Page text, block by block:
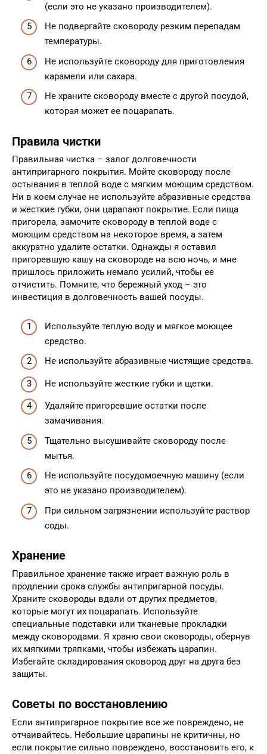
(если это не указано производителем).
Не подвергайте сковороду резким перепадам
температуры.
Не используйте сковороду для приготовления
карамели или сахара.
Не храните сковороду вместе с другой посудой,
которая может ее поцарапать.
Правила чистки
Правильная чистка – залог долговечности
антипригарного покрытия. Мойте сковороду после
остывания в теплой воде с мягким моющим средством.
Ни в коем случае не используйте абразивные средства
и жесткие губки, они царапают покрытие. Если пища
пригорела, замочите сковороду в теплой воде с
моющим средством на некоторое время, а затем
аккуратно удалите остатки. Однажды я оставил
пригоревшую кашу на сковороде на всю ночь, и мне
пришлось приложить немало усилий, чтобы ее
отчистить. Помните, что бережный уход – это
инвестиция в долговечность вашей посуды.
Используйте теплую воду и мягкое моющее
средство.
Не используйте абразивные чистящие средства.
Не используйте жесткие губки и щетки.
Удаляйте пригоревшие остатки после
замачивания.
Тщательно высушивайте сковороду после
мытья.
Не используйте посудомоечную машину (если
это не указано производителем).
При сильном загрязнении используйте раствор
соды.
Хранение
Правильное хранение также играет важную роль в
продлении срока службы антипригарной посуды.
Храните сковороды вдали от других предметов,
которые могут их поцарапать. Используйте
специальные подставки или тканевые прокладки
между сковородами. Я храню свои сковороды, обернув
их мягкими тряпками, чтобы избежать царапин.
Избегайте складирования сковород друг на друга без
защиты.
Советы по восстановлению
Если антипригарное покрытие все же повреждено, не
отчаивайтесь. Небольшие царапины не критичны, но
если покрытие сильно повреждено, восстановить его, к